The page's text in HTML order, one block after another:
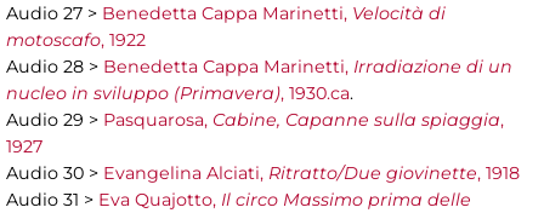
Audio 27 > Benedetta Cappa Marinetti, Velocità di
motoscafo, 1922
Audio 28 > Benedetta Cappa Marinetti, Irradiazione di un
nucleo in sviluppo (Primavera), 1930.ca.
Audio 29 > Pasquarosa, Cabine, Capanne sulla spiaggia,
1927
Audio 30 > Evangelina Alciati, Ritratto/Due giovinette, 1918
Audio 31 > Eva Quajotto, Il circo Massimo prima delle